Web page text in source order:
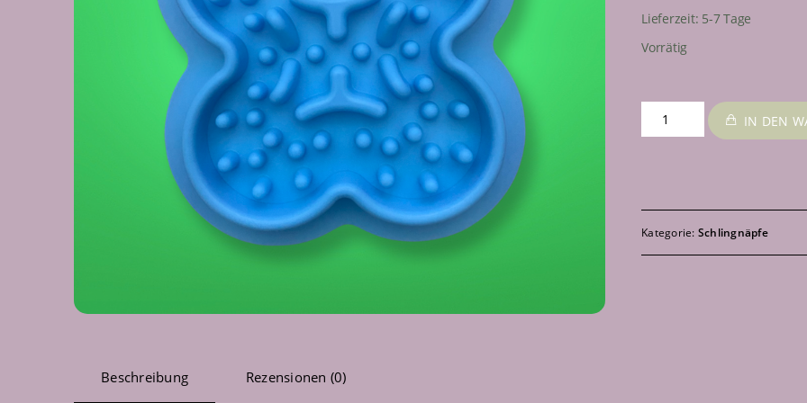
Lieferzeit: 5-7 Tage
Vorrätig
Slowfeeder
/
Blau
IN DEN
Kategorie: Schlingnäpfe
Beschreibung Rezensionen (0)